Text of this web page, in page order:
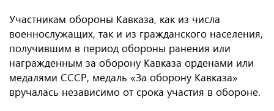
Участникам обороны Кавказа, как из числа
военнослужащих, так и из гражданского населения,
получившим в период обороны ранения или
награжденным за оборону Кавказа орденами или
медалями СССР, медаль «За оборону Кавказа»
вручалась независимо от срока участия в обороне.